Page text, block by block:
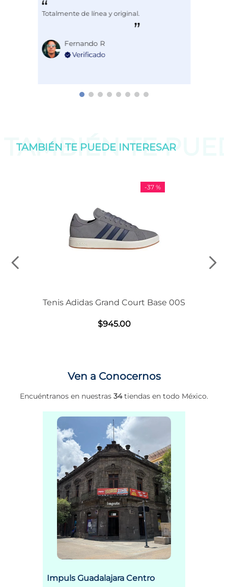
Totalmente de línea y original.
Fernando R
TAMBIÉN TE
TAMBIÉN TE PUEDE INTERESAR
-37 %
Tenis Adidas Grand Court Base 00S
$945.00
Ven a Conocernos
Encuéntranos en nuestras 34tiendas en todo México.
Impuls Guadalajara Centro